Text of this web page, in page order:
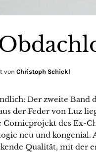
von Christoph Schickl
Der zweite Band
der Feder von Luz
Comicprojekt des Ex-
neu und kongenial.
Qualität, mit der